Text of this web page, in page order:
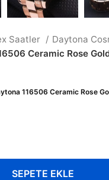
Saatler
Daytona
Ceramic Rose
116506 Ceramic Rose
SEPETE EKLE